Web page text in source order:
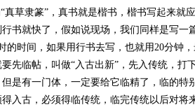
草隶篆”，真书就是楷书，楷书写起来就
书就快了，假如说现场，我们同样是写一
的时间，如果用行书去写，也就用20分钟
先临帖，叫做“入古出新”，先入传统，打
是有一门体，一定要给它临精了，临的特
入古，必须得临传统，临完传统以后对将